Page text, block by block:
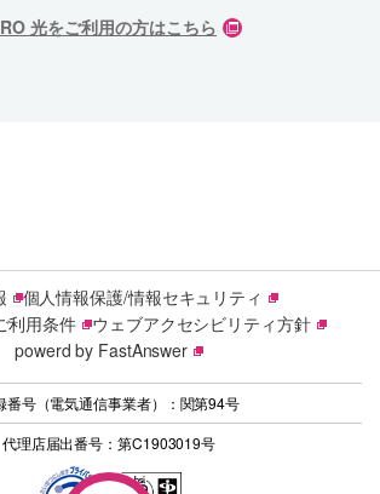
光をご利用の方はこちら
個人情報保護/情報セキュリティ
利用条件
ウェブアクセシビリティ方針
powerd by FastAnswer
番号（電気通信事業者）：関第94号
代理店届出番号：第C1903019号